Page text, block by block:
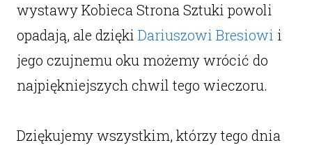
wystawy Kobieca Strona Sztuki powoli
opadają, ale dzięki Dariuszowi Bresiowi i
jego czujnemu oku możemy wrócić do
najpiękniejszych chwil tego wieczoru.
Dziękujemy wszystkim, którzy tego dnia